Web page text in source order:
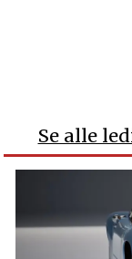
Se alle